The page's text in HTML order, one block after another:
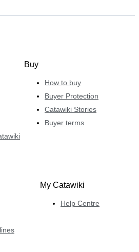
Buy
How to buy
Buyer Protection
Catawiki Stories
Buyer terms
My Catawiki
Help Centre